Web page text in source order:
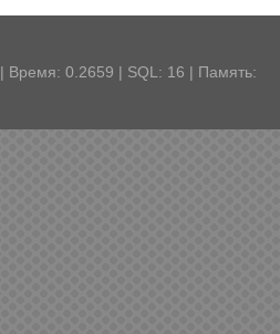
| Время: 0.2659 | SQL: 16 | Память: